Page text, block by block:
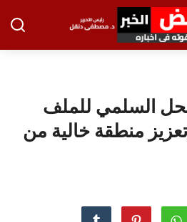
السلمي للملف
منطقة خالية من